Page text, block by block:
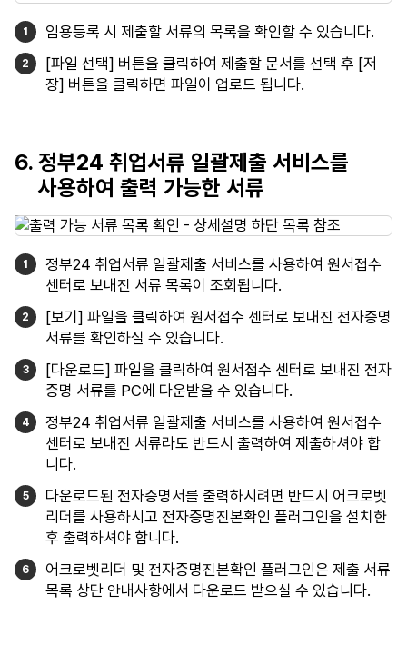
임용등록 시 제출할 서류의 목록을 확인할 수 있습니다.
[파일 선택] 버튼을 클릭하여 제출할 문서를 선택 후 [저
장] 버튼을 클릭하면 파일이 업로드 됩니다.
6. 정부24 취업서류 일괄제출 서비스를
사용하여 출력 가능한 서류
정부24 취업서류 일괄제출 서비스를 사용하여 원서접수
센터로 보내진 서류 목록이 조회됩니다.
[보기] 파일을 클릭하여 원서접수 센터로 보내진 전자증명
서류를 확인하실 수 있습니다.
[다운로드] 파일을 클릭하여 원서접수 센터로 보내진 전자
증명 서류를 PC에 다운받을 수 있습니다.
정부24 취업서류 일괄제출 서비스를 사용하여 원서접수
센터로 보내진 서류라도 반드시 출력하여 제출하셔야 합
니다.
다운로드된 전자증명서를 출력하시려면 반드시 어크로벳
리더를 사용하시고 전자증명진본확인 플러그인을 설치한
후 출력하셔야 합니다.
어크로벳리더 및 전자증명진본확인 플러그인은 제출 서류
목록 상단 안내사항에서 다운로드 받으실 수 있습니다.